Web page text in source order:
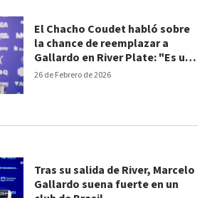
26 de Febrero de 2026
El Chacho Coudet habló sobre
la chance de reemplazar a
Gallardo en River Plate: "Es un
orgullo"
Tras su salida de River, Marcelo
Gallardo suena fuerte en un